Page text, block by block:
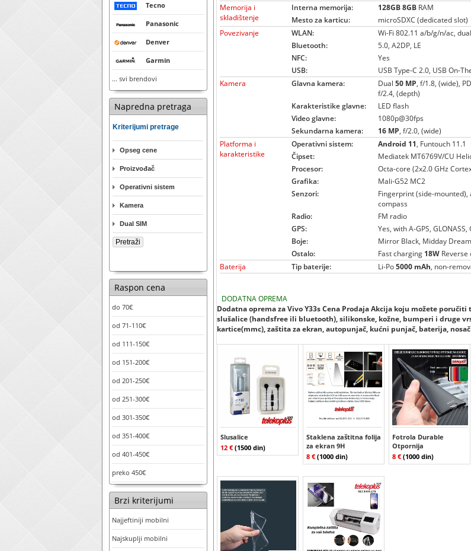
Tecno
Panasonic
Denver
Garmin
... svi brendovi
Napredna pretraga
Kriterijumi pretrage
Opseg cene
Proizvođač
Operativni sistem
Kamera
Dual SIM
Raspon cena
do 70€
od 71-110€
od 111-150€
od 151-200€
od 201-250€
od 251-300€
od 301-350€
od 351-400€
od 401-450€
preko 450€
Brzi kriterijumi
Najjeftiniji mobilni
Najskuplji mobilni
Memorija i
skladištenje
Interna memorija: 128GB8GB RAM
Mesto za karticu:
microSDXC (dedicated slot)
Povezivanje
WLAN:
Wi-Fi 802.11 a/b/g/n/ac,
Bluetooth:
5.0, A2DP, LE
NFC:
Yes
USB:
USB Type-C 2.0, USB On-
Kamera
Glavna kamera: Dual50 MP, f/1.8, (wide),
f/2.4, (depth)
Karakteristike glavne:
LED flash
Video glavne:
1080p@30fps
Sekundarna kamera:
16 MP, f/2.0, (wide)
Platforma i
karakteristike
Operativni sistem: Android 11, Funtouch 11.1
Čipset:
Mediatek MT6769V/CU
Procesor:
Octa-core (2x2.0 GHz
Grafika:
Mali-G52 MC2
Senzori:
Fingerprint (side-
compass
Radio:
FM radio
GPS:
Yes, with A-GPS, GLONASS,
Boje:
Mirror Black, Midday Dream
Ostalo:
Fast charging 18W
Baterija
Tip baterije: Li-Po5000 mAh, non-
DODATNA OPREMA
Dodatna oprema za Vivo Y33s Cena Prodaja Akcija koju možete poručiti
slušalice (handsfree ili bluetooth), silikonske, kožne, bumperi i druge
kartice(mmc), zaštita za ekran, autopunjač, kućni punjač, baterija,
Slusalice
12 € (1500 din)
Staklena zaštitna folija
za ekran 9H
8 € (1000 din)
Fotrola Durable
Otpornija
8 € (1000 din)